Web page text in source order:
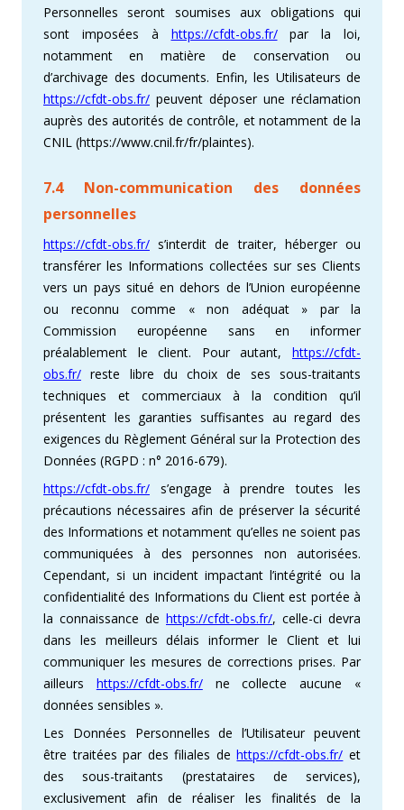
Personnelles seront soumises aux obligations qui
sont imposées à https://cfdt-obs.fr/par la loi,
notamment en matière de conservation ou
d’archivage des documents. Enfin, les Utilisateurs de
https://cfdt-obs.fr/ peuvent déposer une réclamation
auprès des autorités de contrôle, et notamment de la
CNIL (https://www.cnil.fr/fr/plaintes).
7.4 Non-communication des données
personnelles
https://cfdt-obs.fr/ s’interdit de traiter, héberger ou
transférer les Informations collectées sur ses Clients
vers un pays situé en dehors de l’Union européenne
ou reconnu comme « non adéquat » par la
Commission européenne sans en informer
préalablement le client. Pour autant, https://cfdt-
obs.fr/ reste libre du choix de ses sous-traitants
techniques et commerciaux à la condition qu’il
présentent les garanties suffisantes au regard des
exigences du Règlement Général sur la Protection des
Données (RGPD : n° 2016-679).
https://cfdt-obs.fr/ s’engage à prendre toutes les
précautions nécessaires afin de préserver la sécurité
des Informations et notamment qu’elles ne soient pas
communiquées à des personnes non autorisées.
Cependant, si un incident impactant l’intégrité ou la
confidentialité des Informations du Client est portée à
la connaissance de https://cfdt-obs.fr/, celle-ci devra
dans les meilleurs délais informer le Client et lui
communiquer les mesures de corrections prises. Par
ailleurs https://cfdt-obs.fr/ne collecte aucune «
données sensibles ».
Les Données Personnelles de l’Utilisateur peuvent
être traitées par des filiales dehttps://cfdt-obs.fr/ et
des sous-traitants (prestataires de services),
exclusivement afin de réaliser les finalités de la